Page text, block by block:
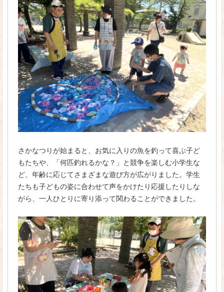
現場主義の「京都ほせん」
「京都ほせん」の実習
リトミック
就職・資格
就職サポート
保育士の仕事
先輩からのメッセージ
資格
リトミック
入学案内
募集要項
入学金・学費
学費サポート・奨学金
既卒者のみなさまへ
さかなつりが始まると、お気に入りの魚を釣って喜ぶ子ど
もたちや、「何匹釣れるかな？」と競争を楽しむ小学生な
ど、年齢に応じてさまざまな遊び方が広がりました。学生
たちも子どもの姿に合わせて声をかけたり応援したりしな
がら、一人ひとりに寄り添って関わることができました。